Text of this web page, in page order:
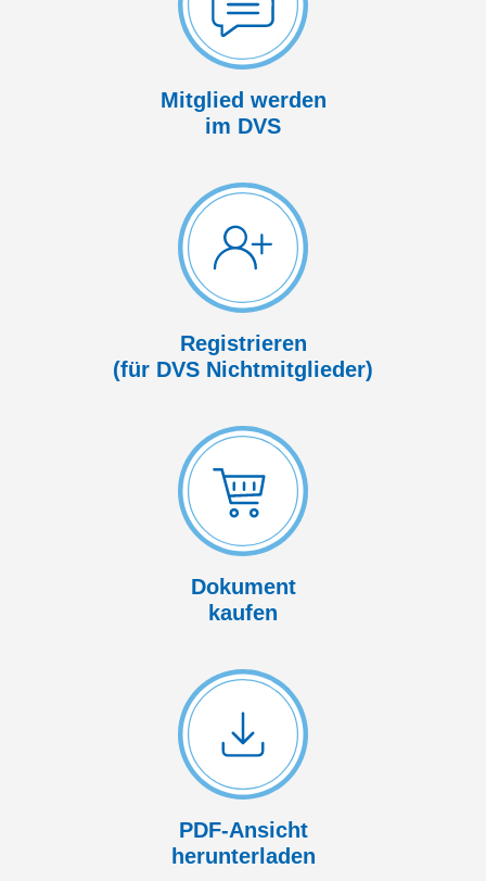
Mitglied werden
im DVS
Registrieren
(für DVS Nicht­mitglieder)
Dokument
kaufen
PDF-Ansicht
herunterladen